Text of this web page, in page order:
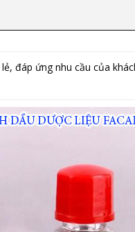
đáp ứng nhu cầu của